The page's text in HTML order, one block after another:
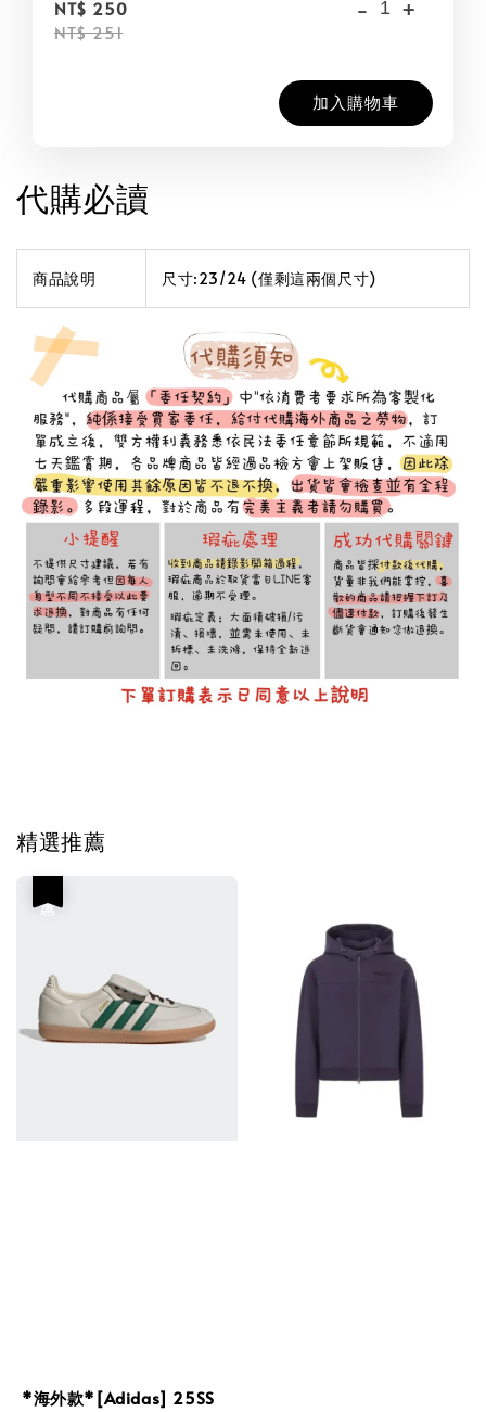
NT$ 250
NT$ 251
- +
加入購物車
代購必讀
商品說明 尺寸:23/24 (僅剩這兩個尺寸)
精選推薦
*海外款*[Adidas] 25SS